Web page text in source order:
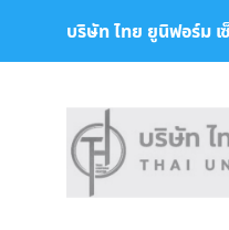
บริษัท ไทย ยูนิฟอร์ม เ